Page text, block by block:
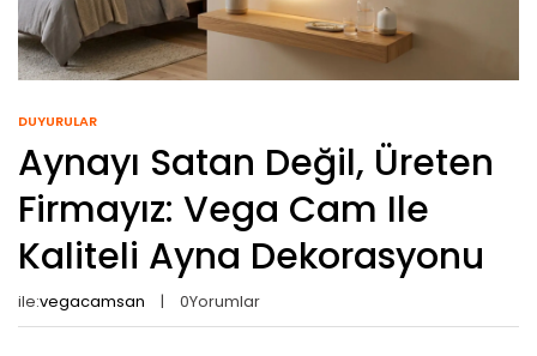
DUYURULAR
Aynayı Satan Değil, Üreten
Firmayız: Vega Cam Ile
Kaliteli Ayna Dekorasyonu
ile:vegacamsan 0Yorumlar